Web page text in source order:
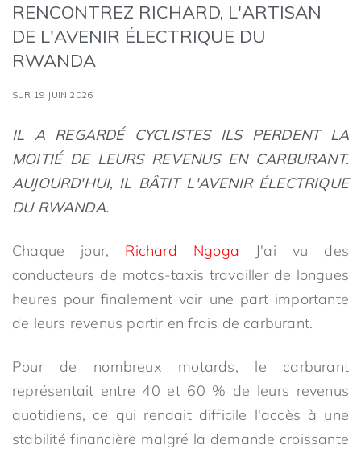
RENCONTREZ RICHARD, L'ARTISAN
DE L'AVENIR ÉLECTRIQUE DU
RWANDA
SUR 19 JUIN 2026
IL A REGARDÉ CYCLISTESILS PERDENT LA
MOITIÉ DE LEURS REVENUS EN CARBURANT.
AUJOURD'HUI, IL BÂTIT L'AVENIR ÉLECTRIQUE
DU RWANDA.
Chaque jour, Richard Ngoga J'ai vu des
conducteurs de motos-taxis travailler de longues
heures pour finalement voir une part importante
de leurs revenus partir en frais de carburant.
Pour de nombreux motards, le carburant
représentait entre 40 et 60 % de leurs revenus
quotidiens, ce qui rendait difficile l'accès à une
stabilité financière malgré la demande croissante